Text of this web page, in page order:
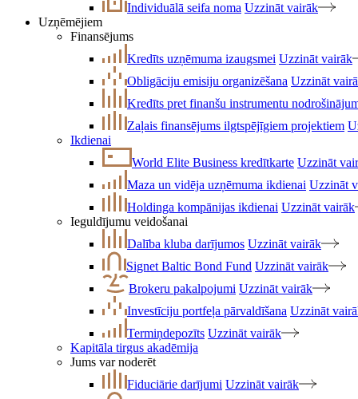
Individuālā seifa noma Uzzināt vairāk
Uzņēmējiem
Finansējums
Kredīts uzņēmuma izaugsmei Uzzināt vairāk
Obligāciju emisiju organizēšana Uzzināt
Kredīts pret finanšu instrumentu
Zaļais finansējums ilgtspējīgiem projektiem
Ikdienai
World Elite Business kredītkarte Uzzināt
Maza un vidēja uzņēmuma ikdienai Uzzināt
Holdinga kompānijas ikdienai Uzzināt vairāk
Ieguldījumu veidošanai
Dalība kluba darījumos Uzzināt vairāk
Signet Baltic Bond Fund Uzzināt vairāk
Brokeru pakalpojumi Uzzināt vairāk
Investīciju portfeļa pārvaldīšana Uzzināt
Termiņdepozīts Uzzināt vairāk
Kapitāla tirgus akadēmija
Jums var noderēt
Fiduciārie darījumi Uzzināt vairāk